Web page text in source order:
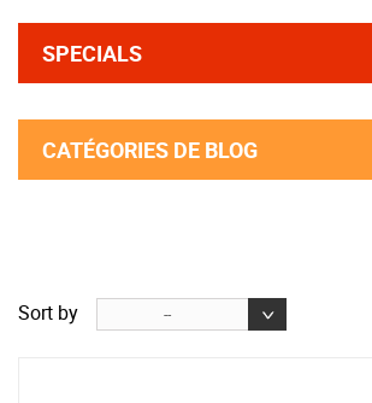
SPECIALS
CATÉGORIES DE BLOG
Sort by --